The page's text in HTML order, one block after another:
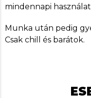
mindennapi
Munka után pedig
Csak chill és barátok.